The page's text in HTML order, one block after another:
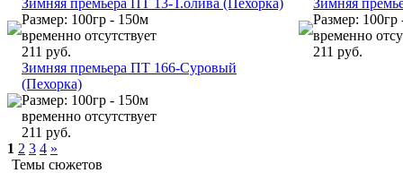
Размер: 100гр - 150м
временно отсутствует
211 руб.
Размер: 100гр
временно
211 руб.
Зимняя премьера ПТ 166-Суровый
(Пехорка)
Размер: 100гр - 150м
временно отсутствует
211 руб.
1 2 3 4 »
Темы сюжетов